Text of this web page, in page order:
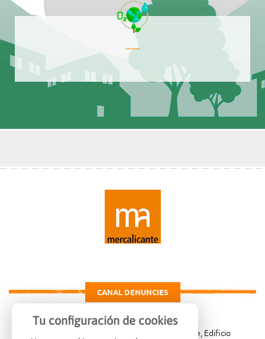
CANAL DENUNCIES
Carretera de Madrid Km. 4, 03007 Alicante, Edificio
Tu configuración de cookies